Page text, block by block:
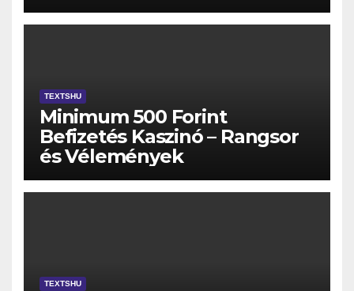
TEXTSHU
Minimum 500 Forint
Befizetés Kaszinó – Rangsor
és Vélemények
TEXTSHU